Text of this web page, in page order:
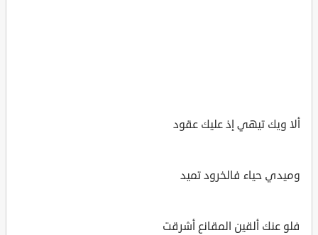
ألا ويك تيهي إذ عليك عقود
وميدي حياء فالخرود تميد
فلو عنك ألقين المقانع أشرقت